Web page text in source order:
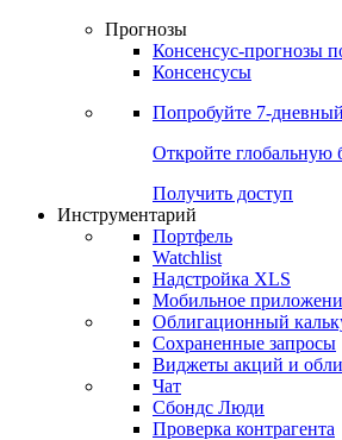
Прогнозы
Консенсус-прогнозы
Консенсусы
Попробуйте 7-дневный
Откройте глобальную
Получить доступ
Инструментарий
Портфель
Watchlist
Надстройка XLS
Мобильное
Облигационный
Сохраненные запросы
Виджеты акций и
Чат
Сбондс Люди
Проверка контрагента